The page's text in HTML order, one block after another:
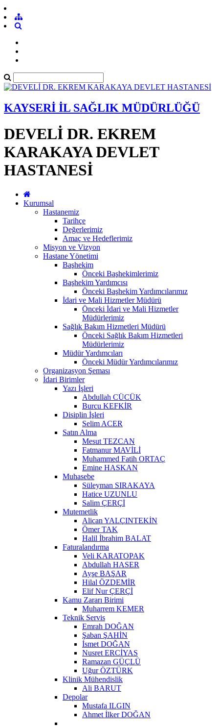
KAYSERİ İL SAĞLIK MÜDÜRLÜĞÜ
DEVELİ DR. EKREM
KARAKAYA DEVLET
HASTANESİ
Kurumsal
Hastanemiz
Tarihçe
Değerlerimiz
Amaç ve Hedeflerimiz
Misyon ve Vizyon
Hastane Yönetimi
Başhekim
Önceki Başhekimlerimiz
Başhekim Yardımcısı
Önceki Başhekim Yardımcılarımız
İdari ve Mali Hizmetler Müdürü
Önceki İdari ve Mali Hizmetler
Müdürlerimiz
Sağlık Bakım Hizmetleri Müdürü
Önceki Sağlık Bakım Hizmetleri
Müdürlerimiz
Müdür Yardımcıları
Önceki Müdür Yardımcılarımız
Organizasyon Şeması
İdari Birimler
Yazı İşleri
Abdullah CÜCÜK
Burcu KEFKİR
Disiplin İşleri
Selim ACER
Satın Alma
Mesut TEZCAN
Fatmanur MAVİLİ
Muhammed Fatih ORTAÇ
Emine HASKAN
Muhasebe
Süleyman SIRAKAYA
Hatice UZUNLU
Salim ÇERÇİ
Mutemetlik
Alican YALÇINTEKİN
Ömer TAK
Halil İbrahim BALAT
Faturalandırma
Veli KARATOPAK
Abdullah HASER
Ayşe BAŞAR
Hilal ÖZDEMİR
Elif Nur ÇERÇİ
Kamu Zararı Birimi
Muharrem KEMER
Teknik Servis
Emrah DOĞAN
Şaban ŞAHİN
İsmet DOĞAN
Nusret ERCİYAS
Ramazan GÜÇLÜ
Uğur ÖZTÜRK
Klinik Mühendislik
Ali BARUT
Depolar
Mustafa ILGIN
Ahmet İlker DOĞAN